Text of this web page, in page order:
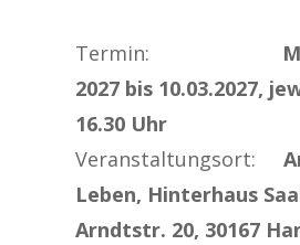
Termin:
2027 bis 10.03.2027,
16.30 Uhr
Veranstaltungsort:
Leben, Hinterhaus
Arndtstr. 20, 30167